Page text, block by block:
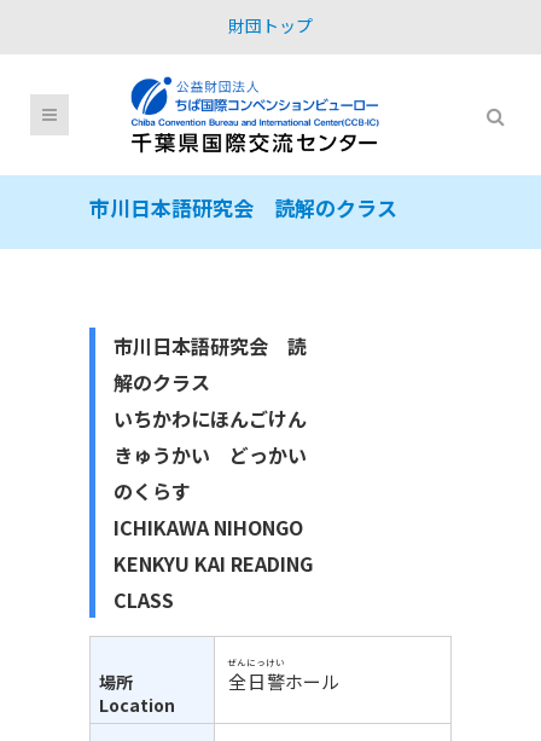
財団トップ
市川日本語研究会 読解のクラス
市川日本語研究会 読
解のクラス
いちかわにほんごけん
きゅうかい どっかい
のくらす
ICHIKAWA NIHONGO
KENKYU KAI READING
CLASS
場所
Location
全日警
ぜんにっけい
ホール